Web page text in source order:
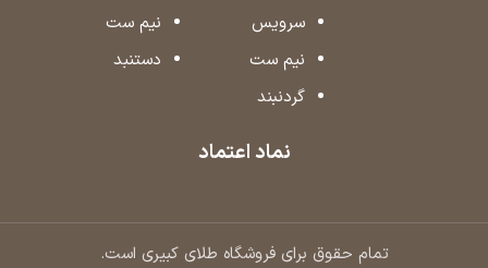
سرویس
نیم ست
گردنبند
نیم ست
دستنبد
نماد اعتماد
تمام حقوق برای فروشگاه طلای کبیری است.